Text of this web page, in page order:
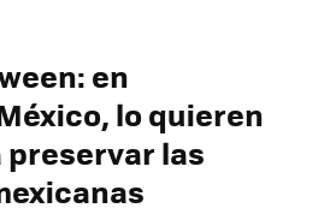
en
lo quieren
las